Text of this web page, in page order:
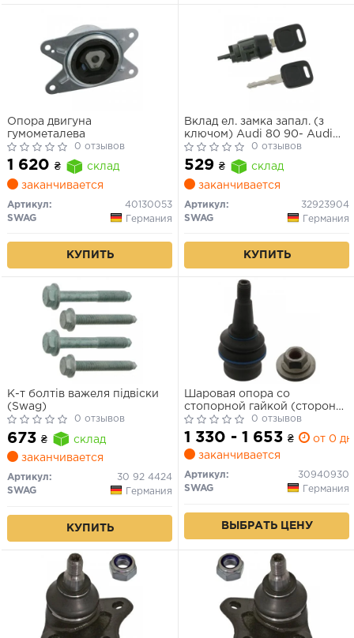
Опора двигуна
гумометалева
0 отзывов
1 620 ₴
склад
заканчивается
Артикул:
40130053
SWAG
Германия
КУПИТЬ
Вклад ел. замка запал. (з
ключом) Audi 80 90- Audi
100
0 отзывов
529 ₴
склад
заканчивается
Артикул:
32923904
SWAG
Германия
КУПИТЬ
К-т болтів важеля підвіски
(Swag)
0 отзывов
673 ₴
склад
заканчивается
Артикул:
30 92 4424
SWAG
Германия
КУПИТЬ
Шаровая опора со
стопорной гайкой (сторона
установки: передний мост с
обеих сторон)
0 отзывов
1 330 - 1 653 ₴
от 0
заканчивается
Артикул:
30940930
SWAG
Германия
ВЫБРАТЬ ЦЕНУ